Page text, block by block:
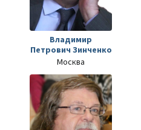
Владимир
Петрович Зинченко
Москва